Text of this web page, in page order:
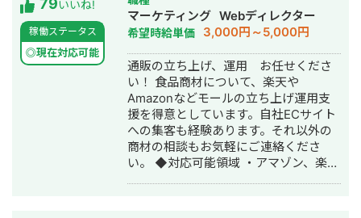
の後勤めたコンカフェでは一転して
POPなデザイン。ですがこちらの方が
自分の得意分野です。 秋葉原の街角で
よくメイドが配ってるフライヤーやメ
イドのDVDパッケージデザイン、チェ
キのセレクト、人生相談、たまにキッ
チンに立ちお酒を作ったり… 期間は短
かったですが貴重な経験でした。 その
後はカラオケメーカーにて主にメルマ
ガのクーポン画像や注文リモコンのグ
ラフィック、アプリ内のグラフィッ
いいね!
稼働ステータス
◎現在対応可能
マーケティング Webディレクター
希望時給単価 3,000円～5,000円
通販の立ち上げ、運用 お任せくださ
い！ 食品商材について、楽天や
Amazonなどモールの立ち上げ運用支
援を得意としています。自社ECサイト
への集客も経験あります。それ以外の
商材の相談もお気軽にご連絡くださ
い。 ◆対応可能領域 ・アマゾン、楽天